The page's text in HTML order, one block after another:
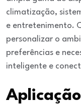
climatização,
e entretenimento.
personalizar o
preferências e
inteligente e